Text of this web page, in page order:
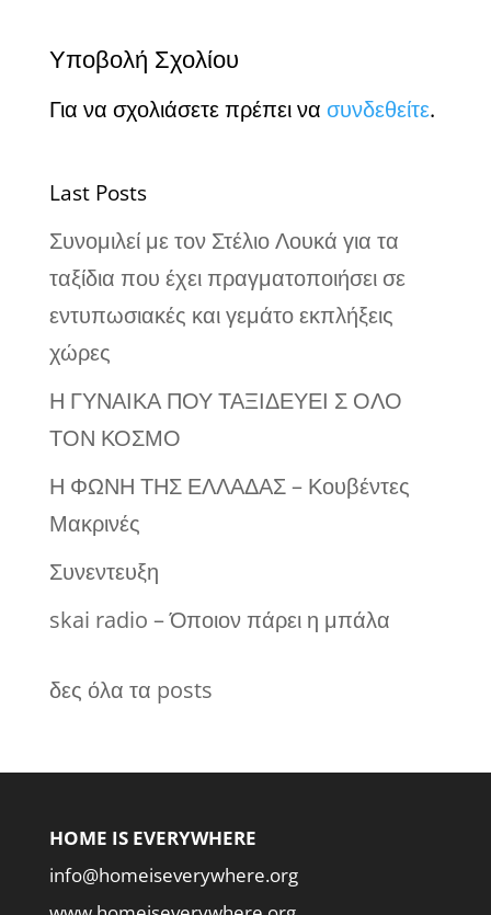
Υποβολή Σχολίου
Για να σχολιάσετε πρέπει να συνδεθείτε.
Last Posts
Συνομιλεί με τον Στέλιο Λουκά για τα
ταξίδια που έχει πραγματοποιήσει σε
εντυπωσιακές και γεμάτο εκπλήξεις
χώρες
Η ΓΥΝΑΙΚΑ ΠΟΥ ΤΑΞΙΔΕΥΕΙ Σ ΟΛΟ
ΤΟΝ ΚΟΣΜΟ
Η ΦΩΝΗ ΤΗΣ ΕΛΛΑΔΑΣ – Κουβέντες
Μακρινές
Συνεντευξη
skai radio – Όποιον πάρει η μπάλα
δες όλα τα posts
HOME IS EVERYWHERE
info@homeiseverywhere.org